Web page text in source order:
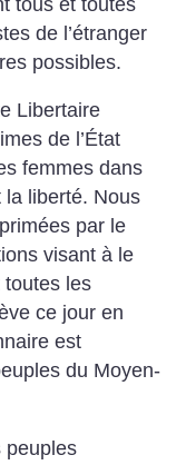
de l’étranger
possibles.
Libertaire
de l’État
femmes dans
la liberté. Nous
par le
visant à le
toutes les
ce jour en
est
du Moyen-
peuples